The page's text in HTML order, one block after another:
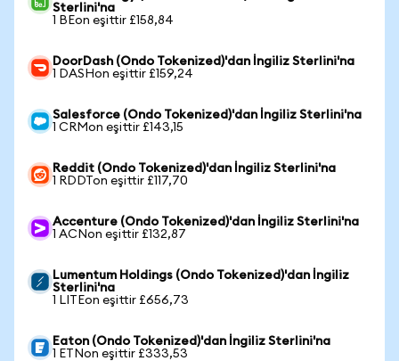
Sterlini'na
1 BEon eşittir £158,84
DoorDash (Ondo Tokenized)'dan İngiliz Sterlini'na
1 DASHon eşittir £159,24
Salesforce (Ondo Tokenized)'dan İngiliz Sterlini'na
1 CRMon eşittir £143,15
Reddit (Ondo Tokenized)'dan İngiliz Sterlini'na
1 RDDTon eşittir £117,70
Accenture (Ondo Tokenized)'dan İngiliz Sterlini'na
1 ACNon eşittir £132,87
Lumentum Holdings (Ondo Tokenized)'dan İngiliz
Sterlini'na
1 LITEon eşittir £656,73
Eaton (Ondo Tokenized)'dan İngiliz Sterlini'na
1 ETNon eşittir £333,53